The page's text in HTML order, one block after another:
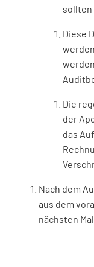
sollten
Diese
Die
der
das
Nach dem
aus dem
nächsten